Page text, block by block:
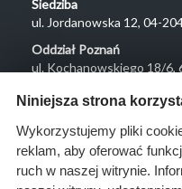
Siedziba
ul. Jordanowska 12, 04-
Oddział Poznań
ul. Kochanowskiego 18/6,
Menu
O nas
Rozwiązania
Niniejsza strona
Wykorzystujemy pliki
reklam, aby oferować
ruch w naszej witrynie.